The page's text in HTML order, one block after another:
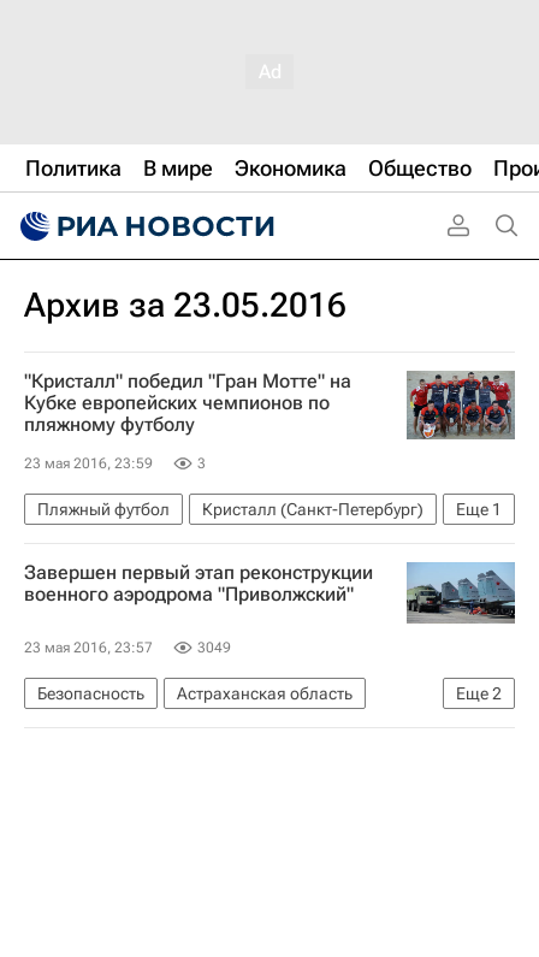
Политика В мире Экономика Общество
Архив за 23.05.2016
"Кристалл" победил "Гран Мотте" на
Кубке европейских чемпионов по
пляжному футболу
23 мая 2016, 23:59 3
Еще 1
Пляжный футбол
Кристалл (Санкт-Петербург)
Дмитрий Шишин
Завершен первый этап реконструкции
военного аэродрома "Приволжский"
23 мая 2016, 23:57 3049
Еще2
Безопасность
Астраханская область
Астрахань
Спецстрой РФ